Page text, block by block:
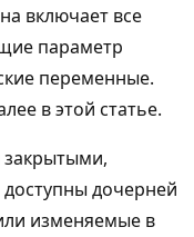
включает все
параметр
переменные.
в этой статье.
закрытыми,
дочерней
изменяемые в